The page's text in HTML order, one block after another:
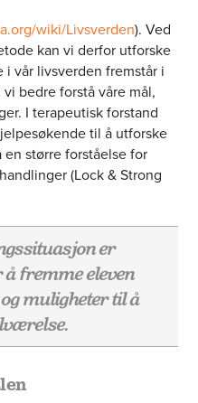
wiki/Livsverden). Ved
kan vi derfor utforske
vår livsverden fremstår i
bedre forstå våre mål,
I terapeutisk forstand
til å utforske
større forståelse for
(Lock & Strong
er
fremme eleven
muligheter til å